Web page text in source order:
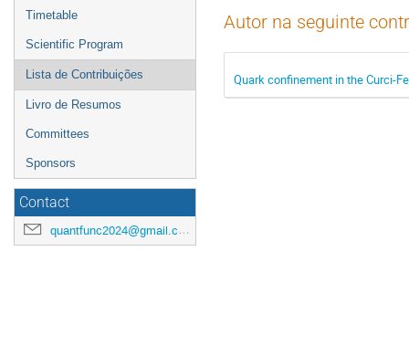
Timetable
Scientific Program
Lista de Contribuições
Livro de Resumos
Committees
Sponsors
Contact
quantfunc2024@gmail.com
Autor na seguinte
Quark confinement in the Curci-